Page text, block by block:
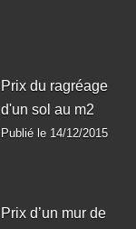
Prix du ragréage
d'un sol au m2
Publié le 14/12/2015
Prix d’un mur de